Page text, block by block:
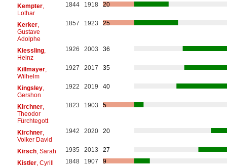
Kempter,
Lothar
1844 1918 20
Kerker,
Gustave
Adolphe
1857 1923 25
Kiessling,
Heinz
1926 2003 36
Killmayer,
Wilhelm
1927 2017 35
Kingsley,
Gershon
1922 2019 40
Kirchner,
Theodor
Fürchtegott
1823 1903 5
Kirchner,
Volker David
1942 2020 20
Kirsch, Sarah 1935 2013
27
Kistler, Cyrill 1848 1907
9